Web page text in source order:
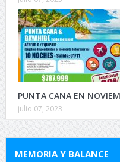
PUNTA CANA EN
julio 07, 2023
MEMORIA Y BALANCE